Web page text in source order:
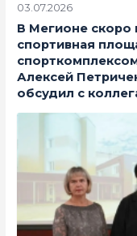
03.07.2026
В Мегионе скоро
спортивная
Алексей
обсудил с